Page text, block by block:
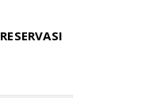
RESERVASI